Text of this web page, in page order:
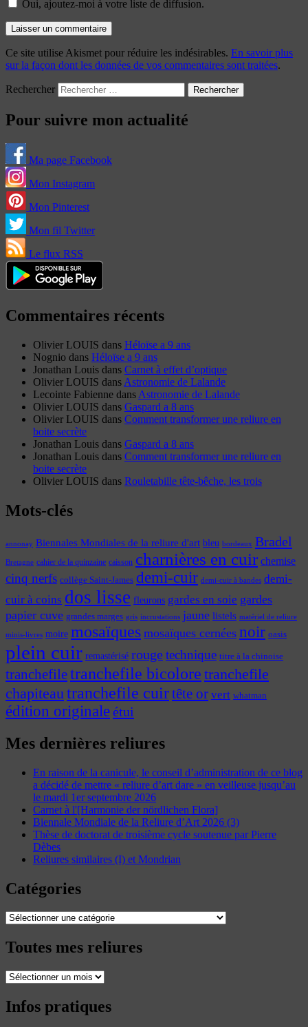
Oui, ajoutez-moi à votre liste de diffusion.
Ce site utilise Akismet pour réduire les indésirables. En savoir plus
sur la façon dont les données de vos commentaires sont traitées.
Rechercher
Pour suivre mon actualité
Ma page Facebook
Mon Instagram
Mon Pinterest
Mon fil Twitter
Le flux RSS
Commentaires récents
Olivier LOUIS dans Héloïse a 9 ans
Nognio dans Héloïse a 9 ans
Jonathan Louis dans Carnet à effet d’optique
Olivier LOUIS dans Astronomie de Lalande
Lecointe Fabienne dans Astronomie de Lalande
Olivier LOUIS dans Gaspard a 8 ans
Olivier LOUIS dans Comment transformer une reliure en
boite secrète
Jonathan Louis dans Gaspard a 8 ans
Jonathan Louis dans Comment transformer une reliure en
boite secrète
Olivier LOUIS dans Rouletabille tête-bêche, les trois
Mots-clés
annonay Biennales Mondiales de la reliure d'art bleu bordeaux Bradel
Bretagne cahier de la quinzaine caisson charnières en cuir chemise
cinq nerfs collège Saint-James demi-cuir demi-cuir à bandes demi-
cuir à coins dos lisse fleurons gardes en soie gardes
papier cuve grandes marges gris incrustations jaune listels matériel de reliure
minis-livres moire mosaïques mosaïques cernées noir oasis
plein cuir remastérisé rougetechnique titre à la chinoise
tranchefiletranchefile bicolore tranchefile
chapiteau tranchefile cuirtête or vert whatman
édition originaleétui
Mes dernières reliures
En raison de la canicule, le conseil d’administration de ce blog
a décidé de mettre « reliure d’art dare » en veilleuse jusqu’au
le mardi 1er septembre 2026
Carnet à l'[Harmonie der nördlichen Flora]
Biennale Mondiale de la Reliure d’Art 2026 (3)
Thèse de doctorat de troisième cycle soutenue par Pierre
Dèbes
Reliures similaires (I) et Mondrian
Catégories
Catégories
Toutes mes reliures
Toutes
reliures
Infos pratiques